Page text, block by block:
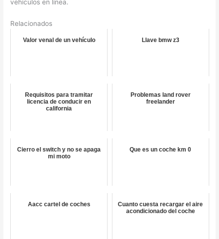
vehículos en línea.
Relacionados
Valor venal de un vehículo Llave bmw z3
Requisitos para tramitar
licencia de conducir en
california
Problemas land rover
freelander
Cierro el switch y no se apaga
mi moto
Que es un coche km 0
Aacc cartel de coches
Cuanto cuesta recargar el aire
acondicionado del coche